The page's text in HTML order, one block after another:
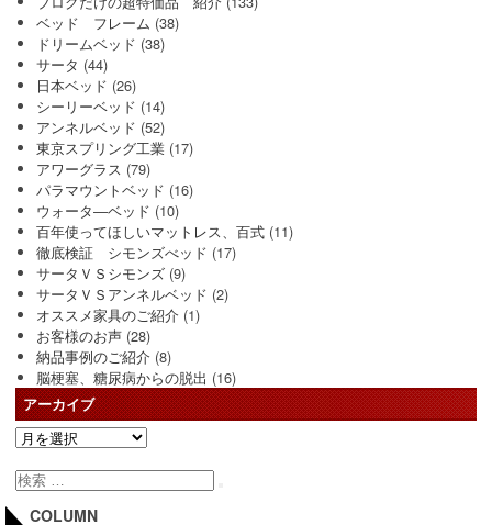
ベッド フレーム (38)
ドリームベッド (38)
サータ (44)
日本ベッド (26)
シーリーベッド (14)
アンネルベッド (52)
東京スプリング工業 (17)
アワーグラス (79)
パラマウントベッド (16)
ウォータ―ベッド (10)
百年使ってほしいマットレス、百式 (11)
徹底検証 シモンズべッド (17)
サータＶＳシモンズ (9)
サータＶＳアンネルベッド (2)
オススメ家具のご紹介 (1)
お客様のお声 (28)
納品事例のご紹介 (8)
脳梗塞、糖尿病からの脱出 (16)
アーカイブ
COLUMN